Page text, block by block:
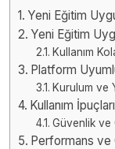
Yeni Eğitim
Yeni Eğitim
Kullanım
Platform
Kurulum ve
Kullanım
Güvenlik ve
Performans ve